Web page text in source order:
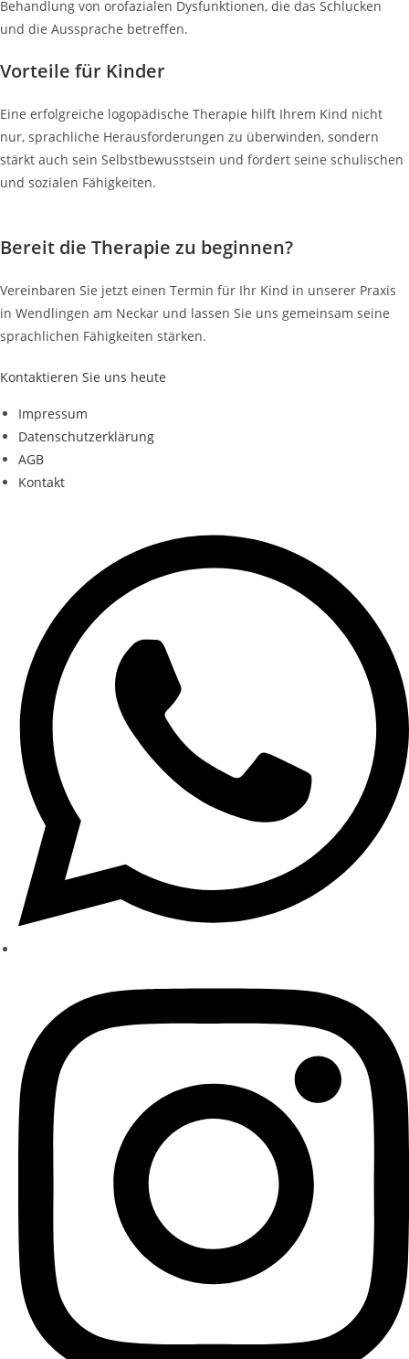
Behandlung von orofazialen Dysfunktionen, die das Schlucken
und die Aussprache betreffen.
Vorteile für Kinder
Eine erfolgreiche logopädische Therapie hilft Ihrem Kind nicht
nur, sprachliche Herausforderungen zu überwinden, sondern
stärkt auch sein Selbstbewusstsein und fördert seine schulischen
und sozialen Fähigkeiten.
Bereit die Therapie zu beginnen?
Vereinbaren Sie jetzt einen Termin für Ihr Kind in unserer Praxis
in Wendlingen am Neckar und lassen Sie uns gemeinsam seine
sprachlichen Fähigkeiten stärken.
Kontaktieren Sie uns heute
Impressum
Datenschutzerklärung
AGB
Kontakt